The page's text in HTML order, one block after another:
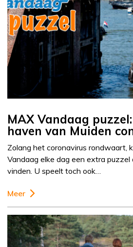
MAX Vandaag
haven van Muiden
Zolang het coronavirus rondwaart,
Vandaag elke dag een extra puzzel
vinden. U speelt toch ook…
Meer